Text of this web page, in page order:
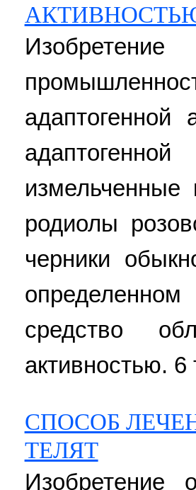
адаптогенной
измельченные
родиолы
черники
средство
активностью. 6
СПОСОБ
ТЕЛЯТ
Изобретение